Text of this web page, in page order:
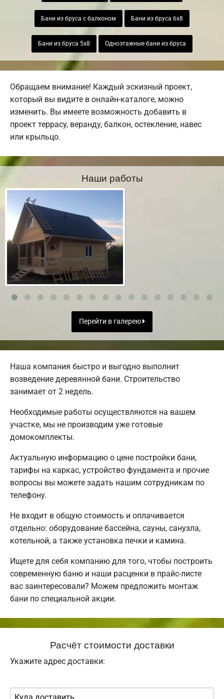
Бани из бруса с балконом Бани из бруса 6х8
Бани из бруса 5х8 Одноэтажные бани из бруса
Обращаем внимание! Каждый эскизный проект,
который вы видите в онлайн-каталоге, можно
изменить. Вы имеете возможность добавить в
проект террасу, веранду, балкон, остекление, навес
или крыльцо.
Наши работы
Перейти в галерею
Наша компания быстро и выгодно выполнит
возведение деревянной бани. Строительство
занимает от 2 недель.
Необходимые работы осуществляются на вашем
участке, мы не производим уже готовые
домокомплекты.
Актуальную информацию о цене постройки бани,
тарифы на каркас, устройство фундамента и прочие
вопросы вы можете задать нашим сотрудникам по
телефону.
Не входит в общую стоимость и оплачивается
отдельно: оборудование бассейна, сауны, санузла,
котельной, а также установка печки и камина.
Ищете для себя компанию для того, чтобы построить
современную баню и наши расценки в прайс-листе
вас заинтересовали? Можем предложить монтаж
бани по специальной акции.
Расчёт стоимости доставки
Укажите адрес доставки: